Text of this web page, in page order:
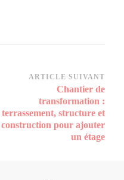
ARTICLE SUIVANT
Chantier de
transformation :
terrassement, structure et
construction pour ajouter
un étage